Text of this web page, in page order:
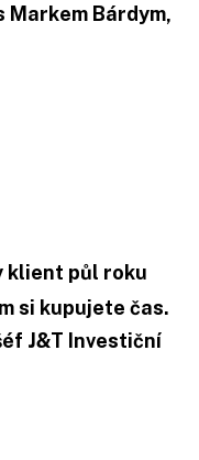
Markem Bárdym,
klient půl roku
si kupujete čas.
J&T Investiční